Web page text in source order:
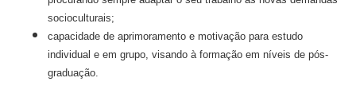
socioculturais;
capacidade de aprimoramento e motivação para estudo
individual e em grupo, visando à formação em níveis de pós-
graduação.